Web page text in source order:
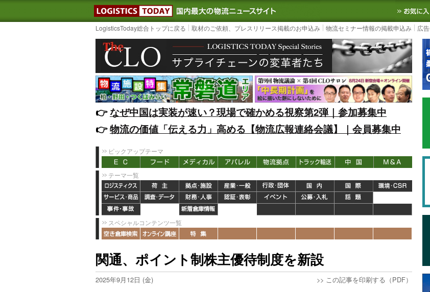
LOGISTICS TODAY｜国内最大の物流ニュースサイト3PL, SCMなど国内外の最
LogisticsToday総合トップに戻る 取材のご依頼、プレスリリース掲載のお申込み 物流セミナー情報の掲載申込み 広
👉️なぜ中国は実装が速い？現場で確かめる視察第2弾｜参加募集中
👉️物流の価値「伝える力」高める【物流広報連絡会議】｜会員募集中
ピックアップテーマ
テーマ一覧
スペシャルコンテンツ一覧
関通、ポイント制株主優待制度を新設
2025年9月12日 (金) >> この記事を印刷する（PDF）